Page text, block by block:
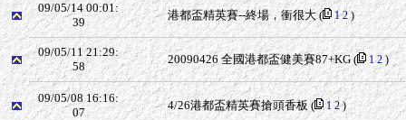
09/05/14 00:01:
39
港都盃精英賽--終場，衝很大( 1 2)
09/05/11 21:29:
58
20090426 全國港都盃健美賽87+KG( 1 2)
09/05/08 16:16:
07
4/26港都盃精英賽搶頭香板( 1 2)